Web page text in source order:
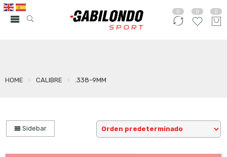
0 0 0
HOME CALIBRE .338-9MM
Sidebar